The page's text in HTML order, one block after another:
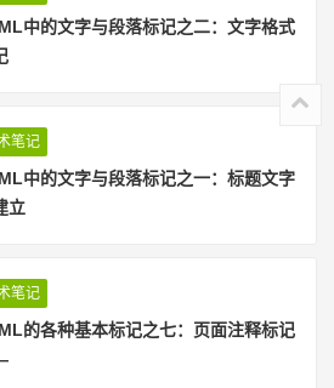
中的文字与段落标记之二：文字格式
笔记
中的文字与段落标记之一：标题文字
立
笔记
的各种基本标记之七：页面注释标记